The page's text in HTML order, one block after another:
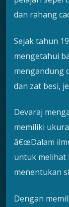
dan rahang
Sejak tahun
mengetahui
mengandung
dan zat besi,
Devaraj
memiliki
â€œDalam
untuk melihat
menentukan
Dengan